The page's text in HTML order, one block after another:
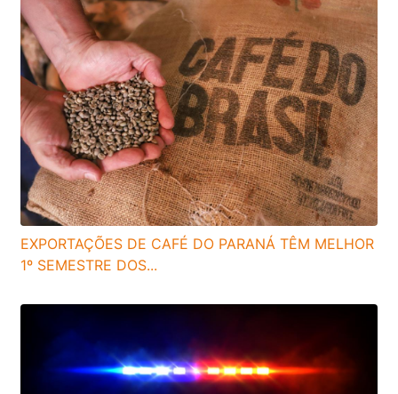
EXPORTAÇÕES DE CAFÉ DO PARANÁ TÊM MELHOR
1º SEMESTRE DOS...